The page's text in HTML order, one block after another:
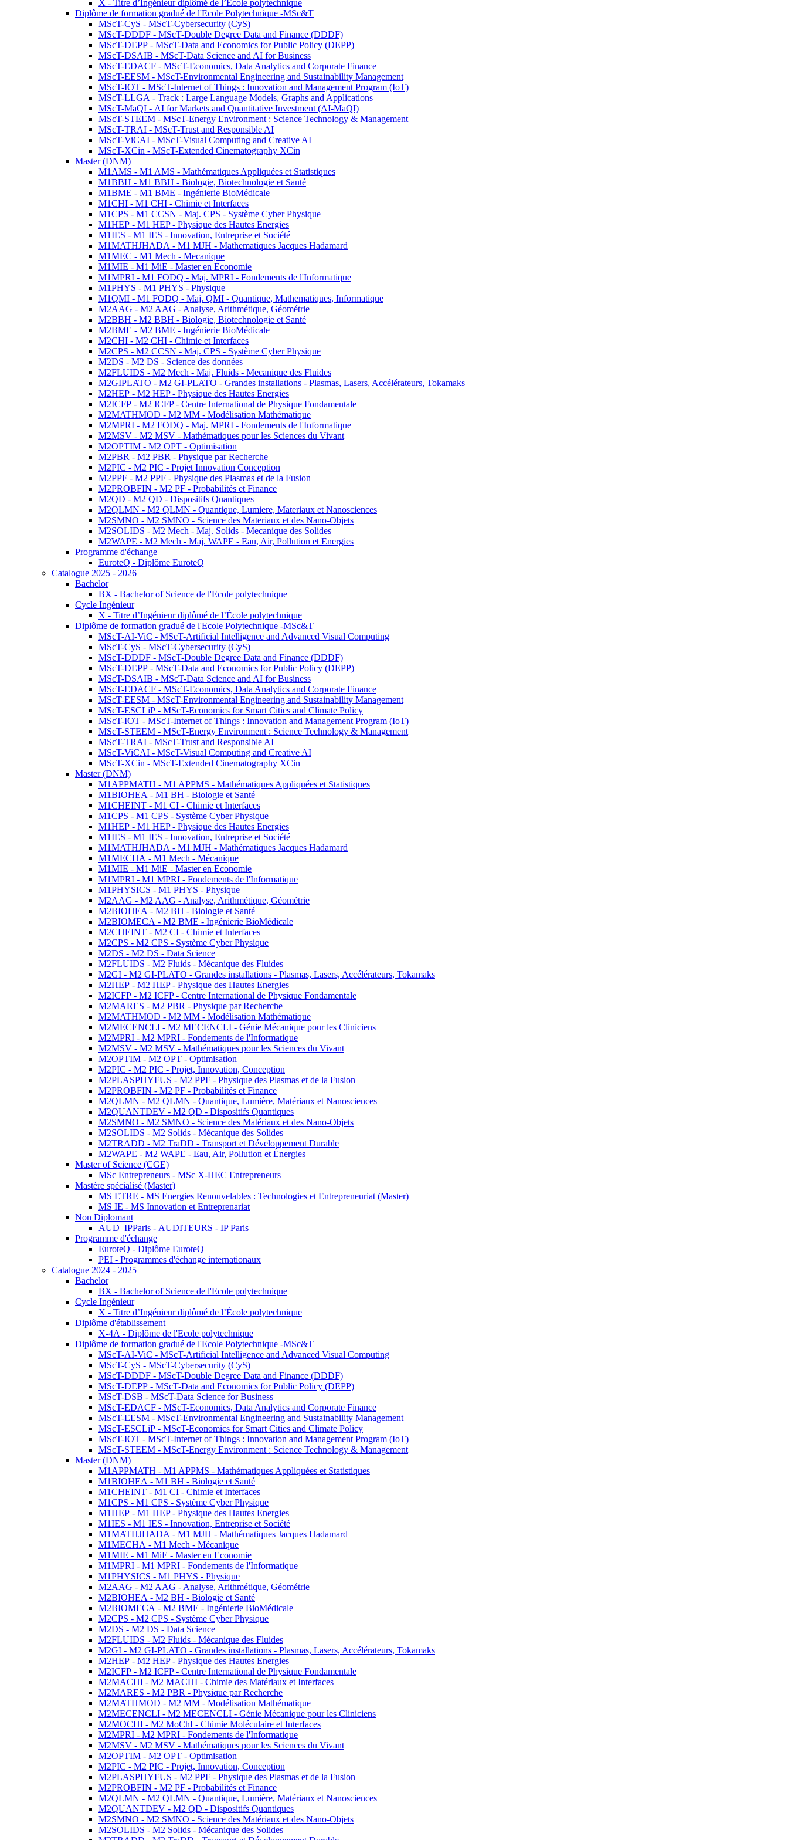
X - Titre d’Ingénieur diplômé de l’École polytechnique
Diplôme de formation gradué de l'Ecole Polytechnique -MSc&T
MScT-CyS - MScT-Cybersecurity (CyS)
MScT-DDDF - MScT-Double Degree Data and Finance (DDDF)
MScT-DEPP - MScT-Data and Economics for Public Policy (DEPP)
MScT-DSAIB - MScT-Data Science and AI for Business
MScT-EDACF - MScT-Economics, Data Analytics and Corporate Finance
MScT-EESM - MScT-Environmental Engineering and Sustainability Management
MScT-IOT - MScT-Internet of Things : Innovation and Management Program (IoT)
MScT-LLGA - Track : Large Language Models, Graphs and Applications
MScT-MaQI - AI for Markets and Quantitative Investment (AI-MaQI)
MScT-STEEM - MScT-Energy Environment : Science Technology & Management
MScT-TRAI - MScT-Trust and Responsible AI
MScT-ViCAI - MScT-Visual Computing and Creative AI
MScT-XCin - MScT-Extended Cinematography XCin
Master (DNM)
M1AMS - M1 AMS - Mathématiques Appliquées et Statistiques
M1BBH - M1 BBH - Biologie, Biotechnologie et Santé
M1BME - M1 BME - Ingénierie BioMédicale
M1CHI - M1 CHI - Chimie et Interfaces
M1CPS - M1 CCSN - Maj. CPS - Système Cyber Physique
M1HEP - M1 HEP - Physique des Hautes Energies
M1IES - M1 IES - Innovation, Entreprise et Société
M1MATHJHADA - M1 MJH - Mathematiques Jacques Hadamard
M1MEC - M1 Mech - Mecanique
M1MIE - M1 MiE - Master en Economie
M1MPRI - M1 FODQ - Maj. MPRI - Fondements de l'Informatique
M1PHYS - M1 PHYS - Physique
M1QMI - M1 FODQ - Maj. QMI - Quantique, Mathematiques, Informatique
M2AAG - M2 AAG - Analyse, Arithmétique, Géométrie
M2BBH - M2 BBH - Biologie, Biotechnologie et Santé
M2BME - M2 BME - Ingénierie BioMédicale
M2CHI - M2 CHI - Chimie et Interfaces
M2CPS - M2 CCSN - Maj. CPS - Système Cyber Physique
M2DS - M2 DS - Science des données
M2FLUIDS - M2 Mech - Maj. Fluids - Mecanique des Fluides
M2GIPLATO - M2 GI-PLATO - Grandes installations - Plasmas, Lasers, Accélérateurs, Tokamaks
M2HEP - M2 HEP - Physique des Hautes Energies
M2ICFP - M2 ICFP - Centre International de Physique Fondamentale
M2MATHMOD - M2 MM - Modélisation Mathématique
M2MPRI - M2 FODQ - Maj. MPRI - Fondements de l'Informatique
M2MSV - M2 MSV - Mathématiques pour les Sciences du Vivant
M2OPTIM - M2 OPT - Optimisation
M2PBR - M2 PBR - Physique par Recherche
M2PIC - M2 PIC - Projet Innovation Conception
M2PPF - M2 PPF - Physique des Plasmas et de la Fusion
M2PROBFIN - M2 PF - Probabilités et Finance
M2QD - M2 QD - Dispositifs Quantiques
M2QLMN - M2 QLMN - Quantique, Lumiere, Materiaux et Nanosciences
M2SMNO - M2 SMNO - Science des Materiaux et des Nano-Objets
M2SOLIDS - M2 Mech - Maj. Solids - Mecanique des Solides
M2WAPE - M2 Mech - Maj. WAPE - Eau, Air, Pollution et Energies
Programme d'échange
EuroteQ - Diplôme EuroteQ
Catalogue 2025 - 2026
Bachelor
BX - Bachelor of Science de l'Ecole polytechnique
Cycle Ingénieur
X - Titre d’Ingénieur diplômé de l’École polytechnique
Diplôme de formation gradué de l'Ecole Polytechnique -MSc&T
MScT-AI-ViC - MScT-Artificial Intelligence and Advanced Visual Computing
MScT-CyS - MScT-Cybersecurity (CyS)
MScT-DDDF - MScT-Double Degree Data and Finance (DDDF)
MScT-DEPP - MScT-Data and Economics for Public Policy (DEPP)
MScT-DSAIB - MScT-Data Science and AI for Business
MScT-EDACF - MScT-Economics, Data Analytics and Corporate Finance
MScT-EESM - MScT-Environmental Engineering and Sustainability Management
MScT-ESCLiP - MScT-Economics for Smart Cities and Climate Policy
MScT-IOT - MScT-Internet of Things : Innovation and Management Program (IoT)
MScT-STEEM - MScT-Energy Environment : Science Technology & Management
MScT-TRAI - MScT-Trust and Responsible AI
MScT-ViCAI - MScT-Visual Computing and Creative AI
MScT-XCin - MScT-Extended Cinematography XCin
Master (DNM)
M1APPMATH - M1 APPMS - Mathématiques Appliquées et Statistiques
M1BIOHEA - M1 BH - Biologie et Santé
M1CHEINT - M1 CI - Chimie et Interfaces
M1CPS - M1 CPS - Système Cyber Physique
M1HEP - M1 HEP - Physique des Hautes Energies
M1IES - M1 IES - Innovation, Entreprise et Société
M1MATHJHADA - M1 MJH - Mathématiques Jacques Hadamard
M1MECHA - M1 Mech - Mécanique
M1MIE - M1 MiE - Master en Economie
M1MPRI - M1 MPRI - Fondements de l'Informatique
M1PHYSICS - M1 PHYS - Physique
M2AAG - M2 AAG - Analyse, Arithmétique, Géométrie
M2BIOHEA - M2 BH - Biologie et Santé
M2BIOMECA - M2 BME - Ingénierie BioMédicale
M2CHEINT - M2 CI - Chimie et Interfaces
M2CPS - M2 CPS - Système Cyber Physique
M2DS - M2 DS - Data Science
M2FLUIDS - M2 Fluids - Mécanique des Fluides
M2GI - M2 GI-PLATO - Grandes installations - Plasmas, Lasers, Accélérateurs, Tokamaks
M2HEP - M2 HEP - Physique des Hautes Energies
M2ICFP - M2 ICFP - Centre International de Physique Fondamentale
M2MARES - M2 PBR - Physique par Recherche
M2MATHMOD - M2 MM - Modélisation Mathématique
M2MECENCLI - M2 MECENCLI - Génie Mécanique pour les Cliniciens
M2MPRI - M2 MPRI - Fondements de l'Informatique
M2MSV - M2 MSV - Mathématiques pour les Sciences du Vivant
M2OPTIM - M2 OPT - Optimisation
M2PIC - M2 PIC - Projet, Innovation, Conception
M2PLASPHYFUS - M2 PPF - Physique des Plasmas et de la Fusion
M2PROBFIN - M2 PF - Probabilités et Finance
M2QLMN - M2 QLMN - Quantique, Lumière, Matériaux et Nanosciences
M2QUANTDEV - M2 QD - Dispositifs Quantiques
M2SMNO - M2 SMNO - Science des Matériaux et des Nano-Objets
M2SOLIDS - M2 Solids - Mécanique des Solides
M2TRADD - M2 TraDD - Transport et Développement Durable
M2WAPE - M2 WAPE - Eau, Air, Pollution et Énergies
Master of Science (CGE)
MSc Entrepreneurs - MSc X-HEC Entrepreneurs
Mastère spécialisé (Master)
MS ETRE - MS Energies Renouvelables : Technologies et Entrepreneuriat (Master)
MS IE - MS Innovation et Entreprenariat
Non Diplomant
AUD_IPParis - AUDITEURS - IP Paris
Programme d'échange
EuroteQ - Diplôme EuroteQ
PEI - Programmes d'échange internationaux
Catalogue 2024 - 2025
Bachelor
BX - Bachelor of Science de l'Ecole polytechnique
Cycle Ingénieur
X - Titre d’Ingénieur diplômé de l’École polytechnique
Diplôme d'établissement
X-4A - Diplôme de l'Ecole polytechnique
Diplôme de formation gradué de l'Ecole Polytechnique -MSc&T
MScT-AI-ViC - MScT-Artificial Intelligence and Advanced Visual Computing
MScT-CyS - MScT-Cybersecurity (CyS)
MScT-DDDF - MScT-Double Degree Data and Finance (DDDF)
MScT-DEPP - MScT-Data and Economics for Public Policy (DEPP)
MScT-DSB - MScT-Data Science for Business
MScT-EDACF - MScT-Economics, Data Analytics and Corporate Finance
MScT-EESM - MScT-Environmental Engineering and Sustainability Management
MScT-ESCLiP - MScT-Economics for Smart Cities and Climate Policy
MScT-IOT - MScT-Internet of Things : Innovation and Management Program (IoT)
MScT-STEEM - MScT-Energy Environment : Science Technology & Management
Master (DNM)
M1APPMATH - M1 APPMS - Mathématiques Appliquées et Statistiques
M1BIOHEA - M1 BH - Biologie et Santé
M1CHEINT - M1 CI - Chimie et Interfaces
M1CPS - M1 CPS - Système Cyber Physique
M1HEP - M1 HEP - Physique des Hautes Energies
M1IES - M1 IES - Innovation, Entreprise et Société
M1MATHJHADA - M1 MJH - Mathématiques Jacques Hadamard
M1MECHA - M1 Mech - Mécanique
M1MIE - M1 MiE - Master en Economie
M1MPRI - M1 MPRI - Fondements de l'Informatique
M1PHYSICS - M1 PHYS - Physique
M2AAG - M2 AAG - Analyse, Arithmétique, Géométrie
M2BIOHEA - M2 BH - Biologie et Santé
M2BIOMECA - M2 BME - Ingénierie BioMédicale
M2CPS - M2 CPS - Système Cyber Physique
M2DS - M2 DS - Data Science
M2FLUIDS - M2 Fluids - Mécanique des Fluides
M2GI - M2 GI-PLATO - Grandes installations - Plasmas, Lasers, Accélérateurs, Tokamaks
M2HEP - M2 HEP - Physique des Hautes Energies
M2ICFP - M2 ICFP - Centre International de Physique Fondamentale
M2MACHI - M2 MACHI - Chimie des Matériaux et Interfaces
M2MARES - M2 PBR - Physique par Recherche
M2MATHMOD - M2 MM - Modélisation Mathématique
M2MECENCLI - M2 MECENCLI - Génie Mécanique pour les Cliniciens
M2MOCHI - M2 MoChI - Chimie Moléculaire et Interfaces
M2MPRI - M2 MPRI - Fondements de l'Informatique
M2MSV - M2 MSV - Mathématiques pour les Sciences du Vivant
M2OPTIM - M2 OPT - Optimisation
M2PIC - M2 PIC - Projet, Innovation, Conception
M2PLASPHYFUS - M2 PPF - Physique des Plasmas et de la Fusion
M2PROBFIN - M2 PF - Probabilités et Finance
M2QLMN - M2 QLMN - Quantique, Lumière, Matériaux et Nanosciences
M2QUANTDEV - M2 QD - Dispositifs Quantiques
M2SMNO - M2 SMNO - Science des Matériaux et des Nano-Objets
M2SOLIDS - M2 Solids - Mécanique des Solides